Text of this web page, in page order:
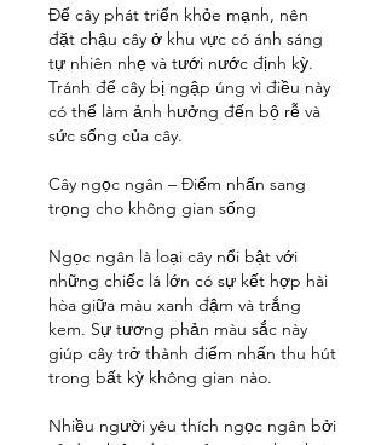
Để cây phát triển khỏe mạnh, nên
đặt chậu cây ở khu vực có ánh sáng
tự nhiên nhẹ và tưới nước định kỳ.
Tránh để cây bị ngập úng vì điều này
có thể làm ảnh hưởng đến bộ rễ và
sức sống của cây.
Cây ngọc ngân – Điểm nhấn sang
trọng cho không gian sống
Ngọc ngân là loại cây nổi bật với
những chiếc lá lớn có sự kết hợp hài
hòa giữa màu xanh đậm và trắng
kem. Sự tương phản màu sắc này
giúp cây trở thành điểm nhấn thu hút
trong bất kỳ không gian nào.
Nhiều người yêu thích ngọc ngân bởi